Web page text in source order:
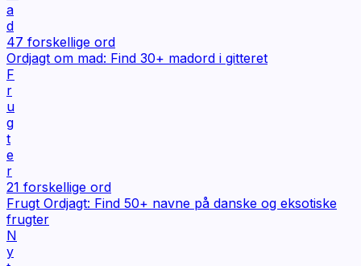
a
d
47 forskellige ord
Ordjagt om mad: Find 30+ madord i gitteret
F
r
u
g
t
e
r
21 forskellige ord
Frugt Ordjagt: Find 50+ navne på danske og eksotiske
frugter
N
y